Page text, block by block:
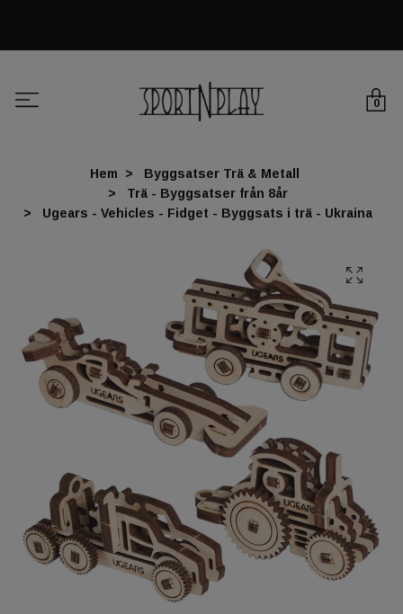
0
Hem
Byggsatser Trä & Metall
Trä - Byggsatser från 8år
Ugears - Vehicles - Fidget - Byggsats i trä - Ukraina